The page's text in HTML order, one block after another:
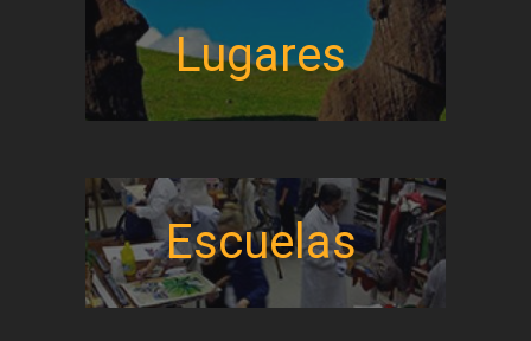
Lugares
Escuelas